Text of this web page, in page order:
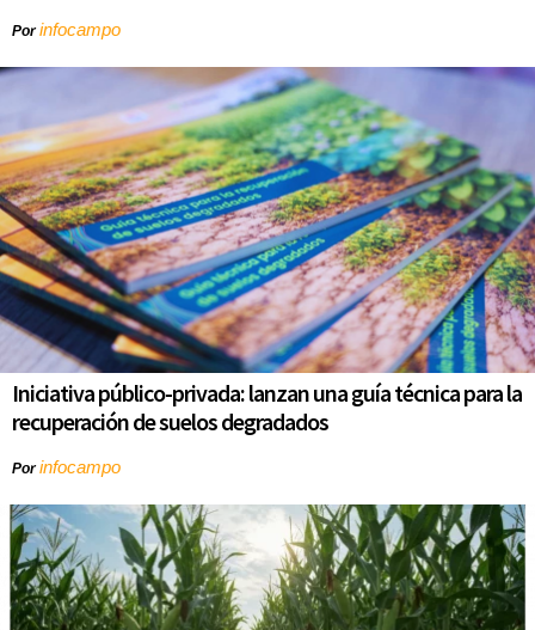
Porinfocampo
Iniciativa público-privada: lanzan una guía técnica para la
recuperación de suelos degradados
Porinfocampo